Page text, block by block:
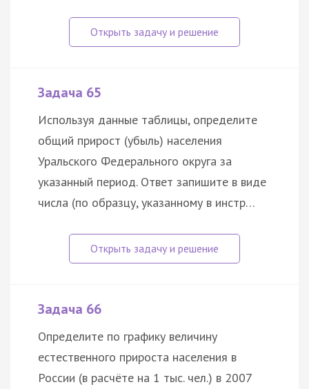
Задача 65
Используя данные таблицы, определите
общий прирост (убыль) населения
Уральского Федерального округа за
указанный период. Ответ запишите в виде
числа (по образцу, указанному в инстр…
Задача 66
Определите по графику величину
естественного прироста населения в
России (в расчёте на 1 тыс. чел.) в 2007